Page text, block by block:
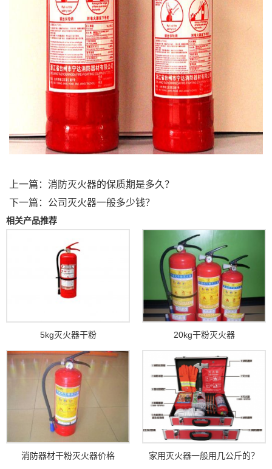
上一篇： 消防灭火器的保质期是多久？
下一篇： 公司灭火器一般多少钱？
相关产品推荐
5kg灭火器干粉 20kg干粉灭火器
消防器材干粉灭火器价格 家用灭火器一般用几公斤的？